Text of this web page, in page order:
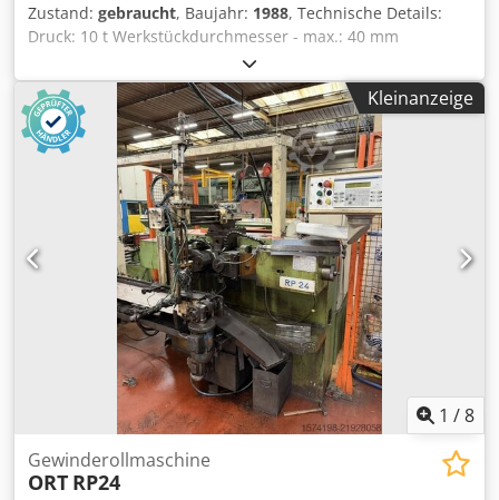
Zustand: gebraucht, Baujahr: 1988, Technische Details:
Druck: 10 t Werkstückdurchmesser - max.: 40 mm
Gewindelänge: 70-80 mm Werkstückdurchmesser
min/max: 3 / 40 mm Drehzahlen: 47-94 U/min
Vorschubgeschwindigkeit: 0,5 - 6 mm/s Arbeitshub: max. 7
mm Gesamtleistungsbedarf: 4,68 kW Maschinengewicht
ca.: 1,4 t Abmessungen Maschine: 1,4 x 1,4 x 1,7 B T H m
Abmessungen Hydraulik: 0,8 x 1,2 m Hydraulischer Antrieb
manueller und automatischer Zyklus einstellbare
Rollengrehzahl max. Gewindedurchmesser 40mm min.
Gewindedurchmesser 3mm bis zu 3,5 mm Steigung max.
Steigung 1,75mm Walzenbreite min. 80 mm max. 120mm
Wellendrehzahl 47-94 Walzenwellendurchmeser 40 div.
Walzen als Zubehör Dwjdpfjw D Aq Tsx Akvsa *
Kleinanzeige
1 /8
Gewinderollmaschine
ORT RP24